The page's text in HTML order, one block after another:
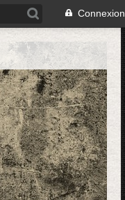
Connexion